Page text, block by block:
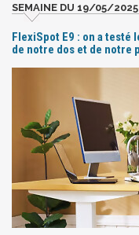
SEMAINE DU 19/05/
FlexiSpot E9 : on a testé
de notre dos et de notre